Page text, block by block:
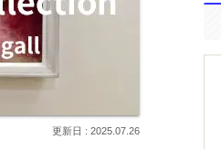
2025.07.26